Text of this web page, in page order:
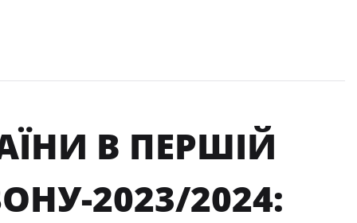
В ПЕРШІЙ
2023/2024: